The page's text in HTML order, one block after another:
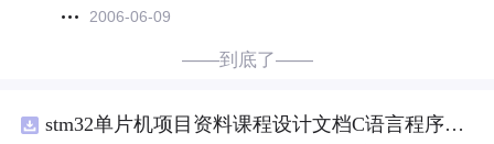
2006-06-09
——到底了——
stm32单片机项目资料课程设计文档C语言程序代码原理图电路PCB实例用单片机制作多路输入电压表